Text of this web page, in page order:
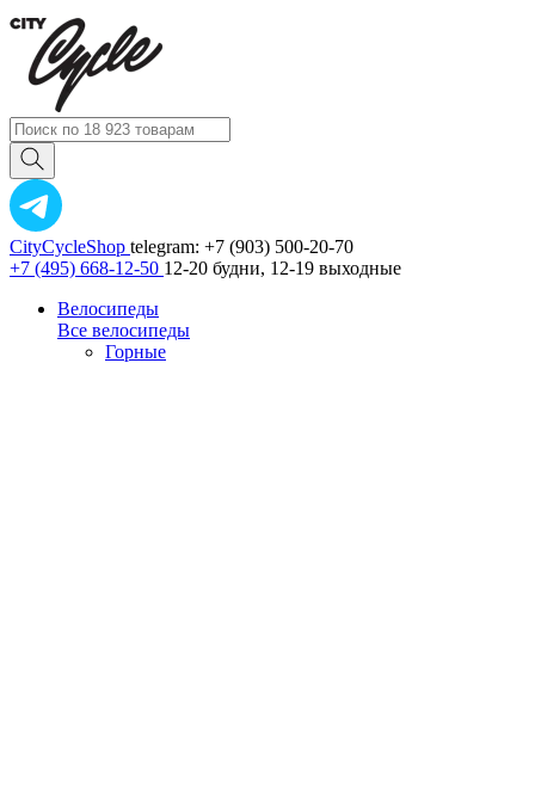
CityCycleShop telegram: +7 (903) 500-20-70
+7 (495) 668-12-50 12-20 будни, 12-19 выходные
Велосипеды
Все велосипеды
Горные